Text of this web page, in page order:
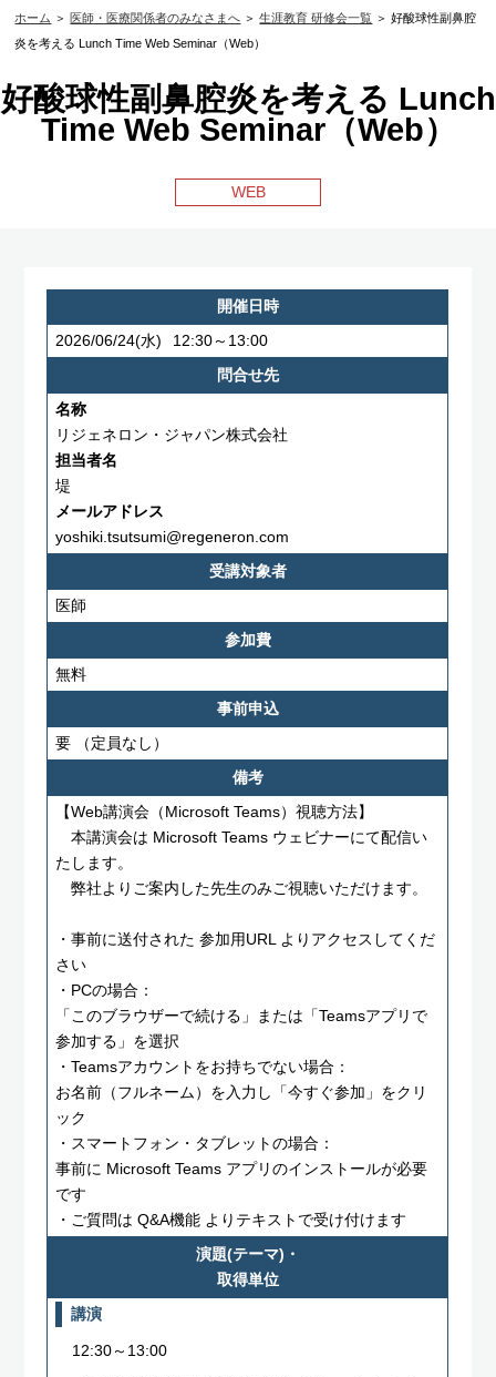
ホーム ＞医師・医療関係者のみなさまへ ＞生涯教育 研修会一覧 ＞ 好酸球性副鼻腔
炎を考える Lunch Time Web Seminar（Web）
好酸球性副鼻腔炎を考える Lunch
Time Web Seminar（Web）
WEB
開催日時
2026/06/24(水)
12:30～13:00
問合せ先
名称
リジェネロン・ジャパン株式会社
担当者名
堤
メールアドレス
yoshiki.tsutsumi@regeneron.com
受講対象者
医師
参加費
無料
事前申込
要
（定員なし）
備考
【Web講演会（Microsoft Teams）視聴方法】
本講演会は Microsoft Teams ウェビナーにて配信い
たします。
弊社よりご案内した先生のみご視聴いただけます。
・事前に送付された 参加用URL よりアクセスしてくだ
さい
・PCの場合：
「このブラウザーで続ける」または「Teamsアプリで
参加する」を選択
・Teamsアカウントをお持ちでない場合：
お名前（フルネーム）を入力し「今すぐ参加」をクリ
ック
・スマートフォン・タブレットの場合：
事前に Microsoft Teams アプリのインストールが必要
です
・ご質問は Q&A機能 よりテキストで受け付けます
演題(テーマ)・
取得単位
講演
12:30～13:00